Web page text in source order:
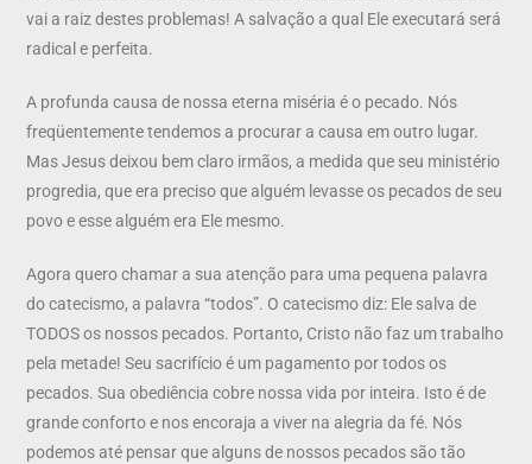
vai a raiz destes problemas! A salvação a qual Ele executará será
radical e perfeita.
A profunda causa de nossa eterna miséria é o pecado. Nós
freqüentemente tendemos a procurar a causa em outro lugar.
Mas Jesus deixou bem claro irmãos, a medida que seu ministério
progredia, que era preciso que alguém levasse os pecados de seu
povo e esse alguém era Ele mesmo.
Agora quero chamar a sua atenção para uma pequena palavra
do catecismo, a palavra “todos”. O catecismo diz: Ele salva de
TODOS os nossos pecados. Portanto, Cristo não faz um trabalho
pela metade! Seu sacrifício é um pagamento por todos os
pecados. Sua obediência cobre nossa vida por inteira. Isto é de
grande conforto e nos encoraja a viver na alegria da fé. Nós
podemos até pensar que alguns de nossos pecados são tão